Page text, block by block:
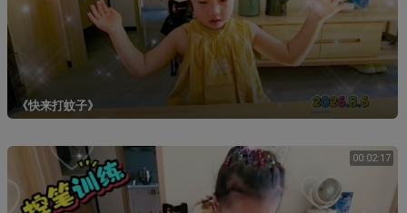
《快来打蚊子》
00:02:17